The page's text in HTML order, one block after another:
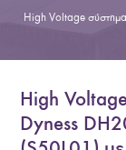
High Voltage
High
Dyness